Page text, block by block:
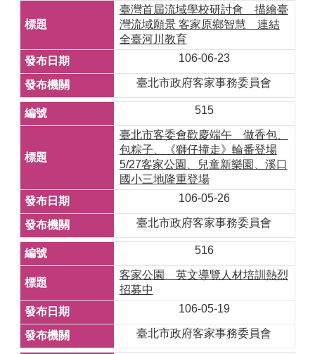
臺灣首屆流域學校研討會 描繪臺
灣流域願景 客家原鄉智慧 連結
全臺河川教育
106-06-23
臺北市政府客家事務委員會
515
臺北市客委會歡慶端午 做香包、
包粽子、《獅仔撞走》輪番登場
5/27客家公園、兒童新樂園、溪口
國小三地隆重登場
106-05-26
臺北市政府客家事務委員會
516
客家公園 英文導覽人材培訓熱烈
招募中
106-05-19
臺北市政府客家事務委員會